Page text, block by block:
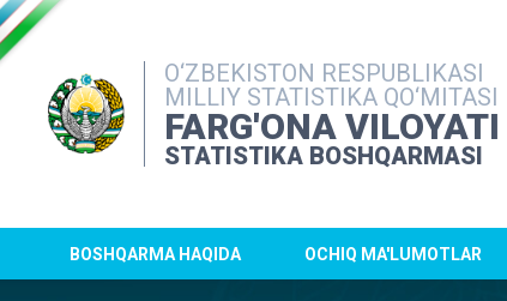
O‘ZBEKISTON RESPUBLIKASI
MILLIY STATISTIKA QO‘MITASI
FARG'ONA VILOYATI
STATISTIKA BOSHQARMASI
BOSHQARMA HAQIDA OCHIQ MA'LUMOTLAR